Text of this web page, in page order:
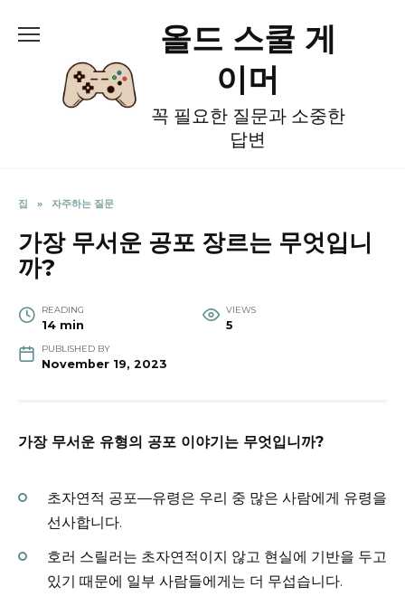
올드 스쿨 게
이머
꼭 필요한 질문과 소중한
답변
집 » 자주하는 질문
가장 무서운 공포 장르는 무엇입니
까?
READING
14 min
VIEWS
5
PUBLISHED BY
November 19, 2023
가장 무서운 유형의 공포 이야기는 무엇입니까?
초자연적 공포—유령은 우리 중 많은 사람에게 유령을
선사합니다.
호러 스릴러는 초자연적이지 않고 현실에 기반을 두고
있기 때문에 일부 사람들에게는 더 무섭습니다.